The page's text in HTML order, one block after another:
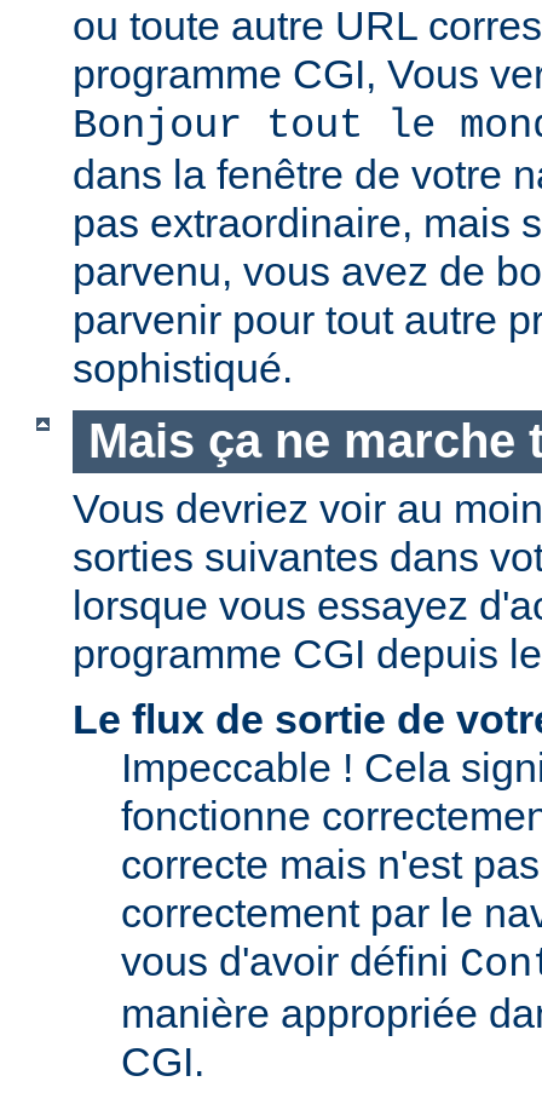
ou toute autre URL
programme CGI, Vous
Bonjour tout le
dans la fenêtre de votre
pas extraordinaire, mais
parvenu, vous avez de
parvenir pour tout autre
sophistiqué.
Mais ça ne marche
Vous devriez voir au
sorties suivantes dans
lorsque vous essayez
programme CGI depuis
Le flux de sortie de
Impeccable ! Cela
fonctionne
correcte mais n'est
correctement par le
vous d'avoir défini
manière appropriée
CGI.